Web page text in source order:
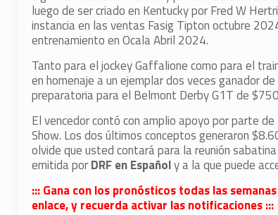
luego de ser criado en Kentucky por Fred W
instancia en las ventas Fasig Tipton octubre
entrenamiento en Ocala Abril 2024.
Tanto para el jockey Gaffalione como para el
en homenaje a un ejemplar dos veces ganador
preparatoria para el Belmont Derby G1T de
El vencedor contó con amplio apoyo por parte
Show. Los dos últimos conceptos generaron
olvide que usted contará para la reunión
emitida porDRF en Españoly a la que puede
::: Gana con los pronósticos todas las
enlace, y recuerda activar las notificaciones :::